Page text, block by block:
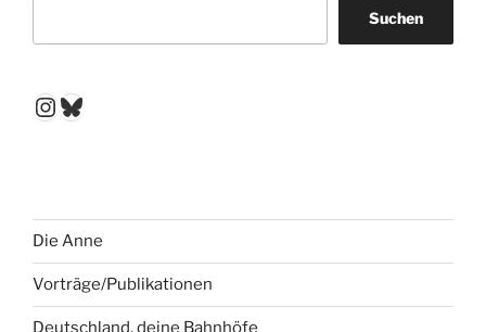
Suchen
Instagram
Bluesky
Die Anne
Vorträge/Publikationen
Deutschland, deine Bahnhöfe